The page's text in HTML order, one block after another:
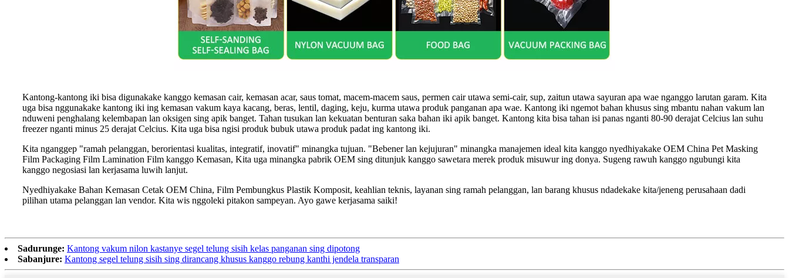
Kantong-kantong iki bisa digunakake kanggo kemasan cair, kemasan acar, saus tomat, macem-macem saus, permen cair utawa semi-cair, sup, zaitun utawa sayuran apa wae nganggo larutan garam. Kita
uga bisa nggunakake kantong iki ing kemasan vakum kaya kacang, beras, lentil, daging, keju, kurma utawa produk panganan apa wae. Kantong iki ngemot bahan khusus sing mbantu nahan vakum lan
nduweni penghalang kelembapan lan oksigen sing apik banget. Tahan tusukan lan kekuatan benturan saka bahan iki apik banget. Kantong kita bisa tahan isi panas nganti 80-90 derajat Celcius lan suhu
freezer nganti minus 25 derajat Celcius. Kita uga bisa ngisi produk bubuk utawa produk padat ing kantong iki.
Kita nganggep "ramah pelanggan, berorientasi kualitas, integratif, inovatif" minangka tujuan. "Bebener lan kejujuran" minangka manajemen ideal kita kanggo nyedhiyakake OEM China Pet Masking
Film Packaging Film Lamination Film kanggo Kemasan, Kita uga minangka pabrik OEM sing ditunjuk kanggo sawetara merek produk misuwur ing donya. Sugeng rawuh kanggo ngubungi kita
kanggo negosiasi lan kerjasama luwih lanjut.
Nyedhiyakake Bahan Kemasan Cetak OEM China, Film Pembungkus Plastik Komposit, keahlian teknis, layanan sing ramah pelanggan, lan barang khusus ndadekake kita/jeneng perusahaan dadi
pilihan utama pelanggan lan vendor. Kita wis nggoleki pitakon sampeyan. Ayo gawe kerjasama saiki!
Sadurunge: Kantong vakum nilon kastanye segel telung sisih kelas panganan sing dipotong
Sabanjure: Kantong segel telung sisih sing dirancang khusus kanggo rebung kanthi jendela transparan